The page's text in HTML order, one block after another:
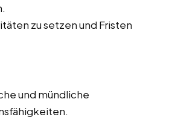
zu setzen und Fristen
und mündliche